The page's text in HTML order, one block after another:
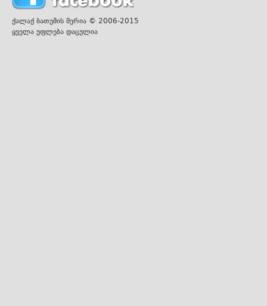
ქალაქ ბათუმის მერია © 2006-2015
ყველა უფლება დაცულია